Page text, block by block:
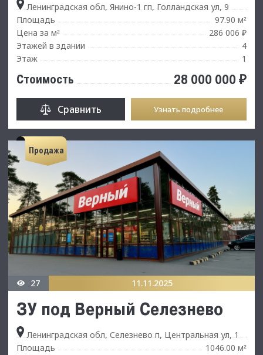
Ленинградская обл, Янино-1 гп, Голландская ул, 9
Площадь
97.90 м²
Цена за м²
286 006 ₽
Этажей в здании
4
Этаж
1
Стоимость 28 000 000 ₽
Сравнить Узнать подробнее
Продажа
27 11.11.2025
ЗУ под Верный Селезнево
Ленинградская обл, Селезнево п, Центральная ул, 1
Площадь
1046.00 м²